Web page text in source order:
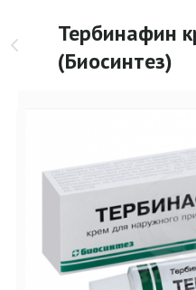
Тербинафин
(Биосинтез)